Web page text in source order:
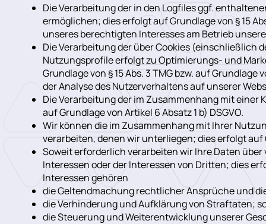
Die Verarbeitung der in den Logfiles ggf.
ermöglichen; dies erfolgt auf Grundlage von § 15
unseres berechtigten Interesses am Betrieb
Die Verarbeitung der über Cookies (einschließlich
Nutzungsprofile erfolgt zu Optimierungs- und
Grundlage von § 15 Abs. 3 TMG bzw. auf
der Analyse des Nutzerverhaltens auf unserer
Die Verarbeitung der im Zusammenhang mit
auf Grundlage von Artikel 6 Absatz 1 b) DSGVO.
Wir können die im Zusammenhang mit Ihrer
verarbeiten, denen wir unterliegen; dies erfolgt auf
Soweit erforderlich verarbeiten wir Ihre Daten
Interessen oder der Interessen von Dritten; dies
Interessen gehören
die Geltendmachung rechtlicher Ansprüche und
die Verhinderung und Aufklärung von Straftaten;
die Steuerung und Weiterentwicklung unserer